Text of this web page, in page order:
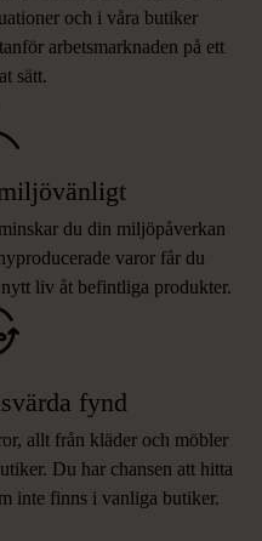
och i våra butiker
arbetsmarknaden på ett
sätt.
du din miljöpåverkan
varor får du
liv åt befintliga produkter.
fynd
allt från kläder och möbler
Du har chansen att hitta
inte finns i vanliga butiker.
om denna